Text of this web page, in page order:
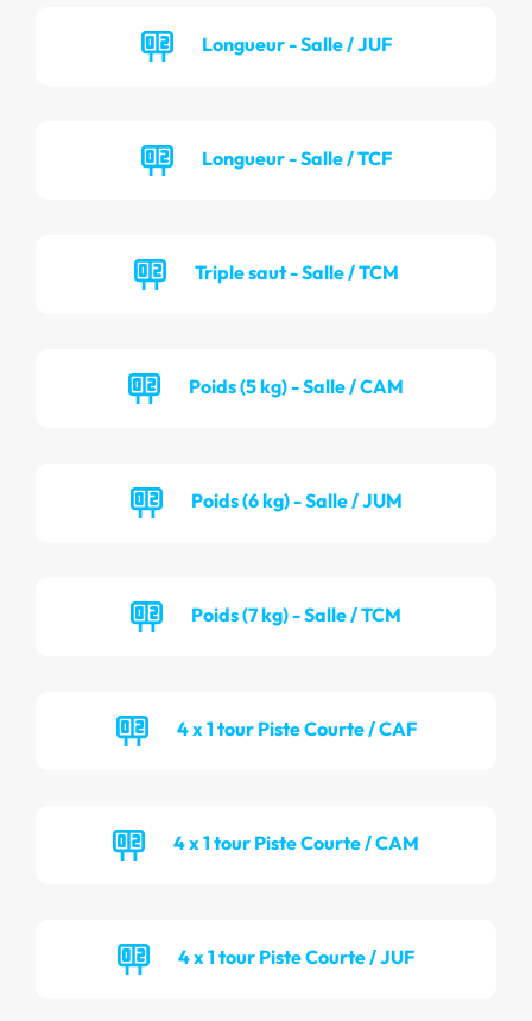
Longueur - Salle / JUF
Longueur - Salle / TCF
Triple saut - Salle / TCM
Poids (5 kg) - Salle / CAM
Poids (6 kg) - Salle / JUM
Poids (7 kg) - Salle / TCM
4 x 1 tour Piste Courte / CAF
4 x 1 tour Piste Courte / CAM
4 x 1 tour Piste Courte / JUF